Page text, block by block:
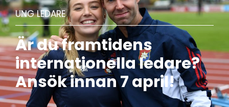
UNG LEDARE
Är du framtidens
internationella ledare?
Ansök innan 7 april!